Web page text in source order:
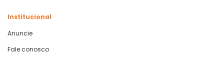
Institucional
Anuncie
Fale conosco